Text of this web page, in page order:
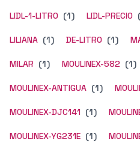
LIDL-1-LITRO (1) LIDL-PRECIO
LILIANA (1) DE-LITRO (1)
MILAR (1) MOULINEX-582 (1)
MOULINEX-ANTIGUA (1)
MOULINEX-DJC141 (1)
MOULINEX-YG231E (1)